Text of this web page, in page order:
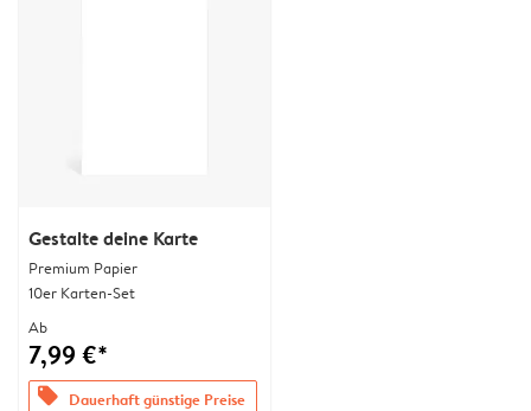
Gestalte deine Karte
Premium Papier
10er Karten-Set
Ab
7,99 €*
offers Dauerhaft günstige Preise